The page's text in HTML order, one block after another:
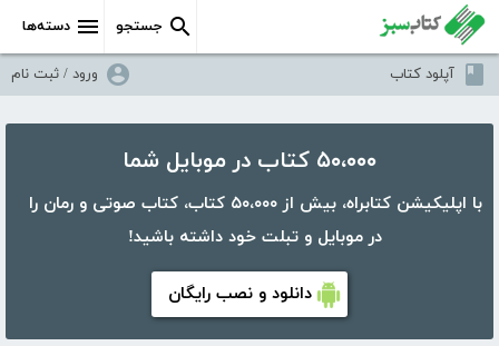
دسته‌ها جستجو
آپلود کتاب ورود / ثبت نام
۵۰،۰۰۰ کتاب در موبایل شما
با اپلیکیشن کتابراه، بیش از ۵۰،۰۰۰ کتاب، کتاب صوتی و رمان را
در موبایل و تبلت خود داشته باشید!
دانلود و نصب رایگان